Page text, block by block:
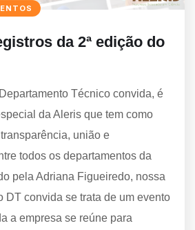
da 2ª edição do
Técnico convida, é
da Aleris que tem como
união e
todos os departamentos da
pela Adriana Figueiredo, nossa
DT convida se trata de um evento
a empresa se reúne para